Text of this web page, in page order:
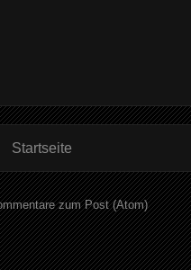
Startseite
zum Post (Atom)